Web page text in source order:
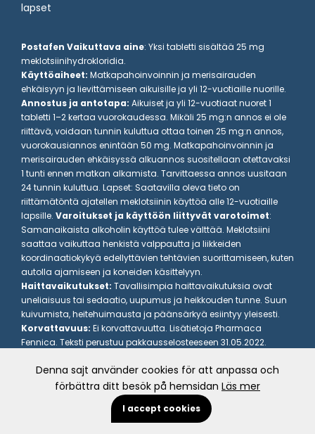
lapset
Postafen Vaikuttava aine: Yksi tabletti sisältää 25 mg
meklotsiinihydrokloridia.
Käyttöaiheet: Matkapahoinvoinnin ja merisairauden
ehkäisyyn ja lievittämiseen aikuisille ja yli 12-vuotiaille nuorille.
Annostus ja antotapa: Aikuiset ja yli 12-vuotiaat nuoret 1
tabletti 1–2 kertaa vuorokaudessa. Mikäli 25 mg:n annos ei ole
riittävä, voidaan tunnin kuluttua ottaa toinen 25 mg:n annos,
vuorokausiannos enintään 50 mg. Matkapahoinvoinnin ja
merisairauden ehkäisyssä alkuannos suositellaan otettavaksi
1 tunti ennen matkan alkamista. Tarvittaessa annos uusitaan
24 tunnin kuluttua. Lapset: Saatavilla oleva tieto on
riittämätöntä ajatellen meklotsiinin käyttöä alle 12-vuotiaille
lapsille. Varoitukset ja käyttöön liittyvät varotoimet:
Samanaikaista alkoholin käyttöä tulee välttää. Meklotsiini
saattaa vaikuttaa henkistä valppautta ja liikkeiden
koordinaatiokykyä edellyttävien tehtävien suorittamiseen, kuten
autolla ajamiseen ja koneiden käsittelyyn.
Haittavaikutukset: Tavallisimpia haittavaikutuksia ovat
uneliaisuus tai sedaatio, uupumus ja heikkouden tunne. Suun
kuivumista, heitehuimausta ja päänsärkyä esiintyy yleisesti.
Korvattavuus: Ei korvattavuutta. Lisätietoja Pharmaca
Fennica. Teksti perustuu pakkausselosteeseen 31.05.2022.
hinta www.kela.fi/laakehaku.Yhteystiedot: CampusPharma
AB, Ruotsi, puh.+46 31 20 50 20
Denna sajt använder cookies för att anpassa och
förbättra ditt besök på hemsidan Läs mer
I accept cookies